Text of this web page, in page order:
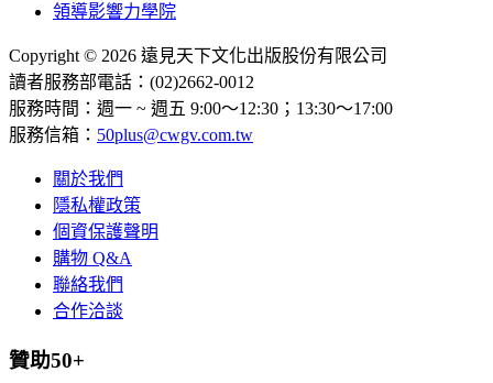
領導影響力學院
Copyright © 2026 遠見天下文化出版股份有限公司
讀者服務部電話：(02)2662-0012
服務時間：週一 ~ 週五 9:00～12:30；13:30～17:00
服務信箱： 50plus@cwgv.com.tw
關於我們
隱私權政策
個資保護聲明
購物 Q&A
聯絡我們
合作洽談
贊助50+